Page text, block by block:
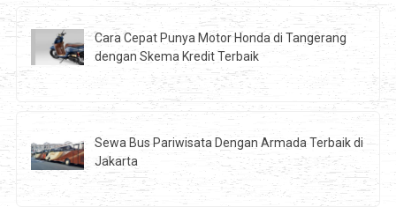
Cara Cepat Punya Motor Honda di Tangerang
dengan Skema Kredit Terbaik
Sewa Bus Pariwisata Dengan Armada Terbaik di
Jakarta